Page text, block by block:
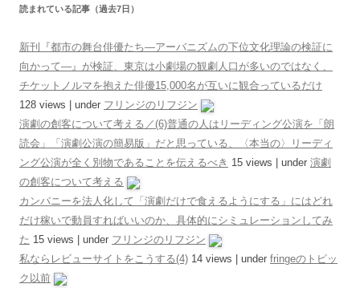
読まれている記事（過去7日）
新刊『都市の舞台俳優たち―アーバニズムの下位文化理論の検証に
向かって―』が検証、東京は小劇場の観劇人口が多いのではなく、
チケットノルマを抱えた俳優15,000名が互いに観合っているだけ
128 views
under フリンジのリフジン
演劇の創客について考える／(6)普通の人はリーディング公演を「朗
読会」「演劇公演の簡易版」だと思っている、〈本当の〉リーディ
ング公演が全く別物であることを伝えるべき 15 views under 演劇
の創客について考える
カンパニーを法人化して「演劇だけで食えるようにする」にはどれ
だけ稼いで動員すればいいのか、具体的にシミュレーションしてみ
た 15 views under フリンジのリフジン
私ならレビューサイトをこうする(4) 14 views under fringeのトピッ
ク以前